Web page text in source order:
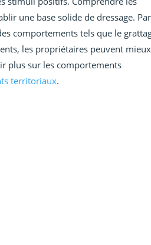
une base solide de dressage. Par
comportements tels que le
les propriétaires peuvent mieux
plus sur les comportements
territoriaux.